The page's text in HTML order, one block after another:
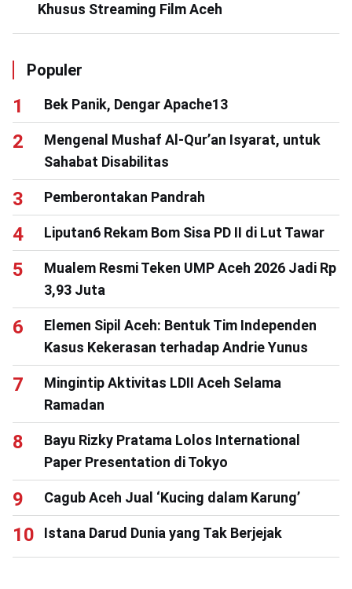
Khusus Streaming Film Aceh
Populer
Bek Panik, Dengar Apache13
Mengenal Mushaf Al-Qur’an Isyarat, untuk
Sahabat Disabilitas
Pemberontakan Pandrah
Liputan6 Rekam Bom Sisa PD II di Lut Tawar
Mualem Resmi Teken UMP Aceh 2026 Jadi Rp
3,93 Juta
Elemen Sipil Aceh: Bentuk Tim Independen
Kasus Kekerasan terhadap Andrie Yunus
Mingintip Aktivitas LDII Aceh Selama
Ramadan
Bayu Rizky Pratama Lolos International
Paper Presentation di Tokyo
Cagub Aceh Jual ‘Kucing dalam Karung’
Istana Darud Dunia yang Tak Berjejak